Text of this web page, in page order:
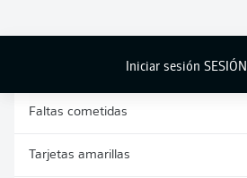
Iniciar sesión SESIÓN
Faltas cometidas
Tarjetas amarillas